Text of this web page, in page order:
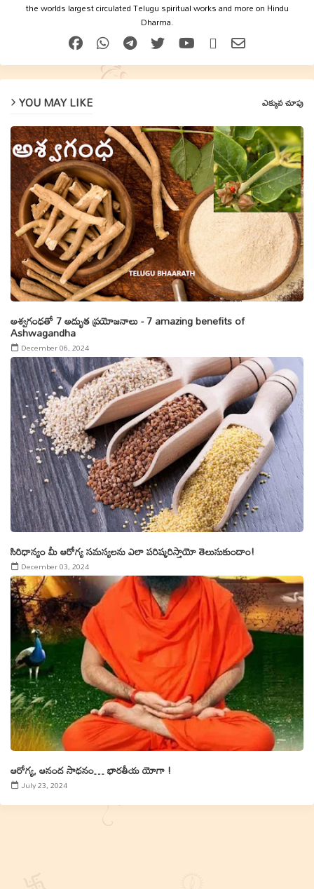
the worlds largest circulated Telugu spiritual works and more on Hindu
Dharma.
YOU MAY LIKE ఎక్కువ చూపు
అశ్వ‌గంధ‌తో 7 అద్భుత‌ ప్ర‌యోజ‌నాలు - 7 amazing benefits of
Ashwagandha
December 06, 2024
సిరిధాన్యం మీ ఆరోగ్య సమస్యలను ఎలా పరిష్కరిస్తాయో తెలుసుకుందాం!
December 03, 2024
ఆరోగ్య, ఆనంద సాధనం… భారతీయ యోగా !
July 23, 2024